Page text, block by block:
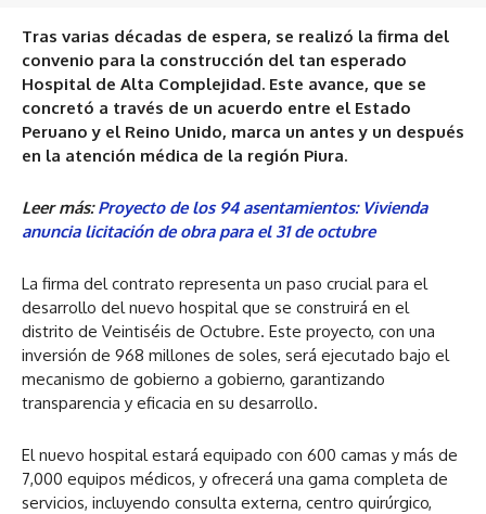
Tras varias décadas de espera, se realizó la firma del
convenio para la construcción del tan esperado
Hospital de Alta Complejidad. Este avance, que se
concretó a través de un acuerdo entre el Estado
Peruano y el Reino Unido, marca un antes y un después
en la atención médica de la región Piura.
Leer más:Proyecto de los 94 asentamientos: Vivienda
anuncia licitación de obra para el 31 de octubre
La firma del contrato representa un paso crucial para el
desarrollo del nuevo hospital que se construirá en el
distrito de Veintiséis de Octubre. Este proyecto, con una
inversión de 968 millones de soles, será ejecutado bajo el
mecanismo de gobierno a gobierno, garantizando
transparencia y eficacia en su desarrollo.
El nuevo hospital estará equipado con 600 camas y más de
7,000 equipos médicos, y ofrecerá una gama completa de
servicios, incluyendo consulta externa, centro quirúrgico,